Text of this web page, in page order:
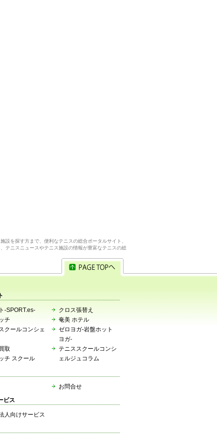
設を探す方まで、便利なテニスの総合ポータルサイト、
テニスニュースやテニス施設の情報が豊富なテニスの総
-SPORT.es-
チ
クールコンシェ
取
チ スクール
クロス張替え
奄美 ホテル
ゼロヨガ-岩盤ホット
ヨガ-
テニススクールコンシ
ェルジュコラム
お問合せ
ビス
人向けサービス